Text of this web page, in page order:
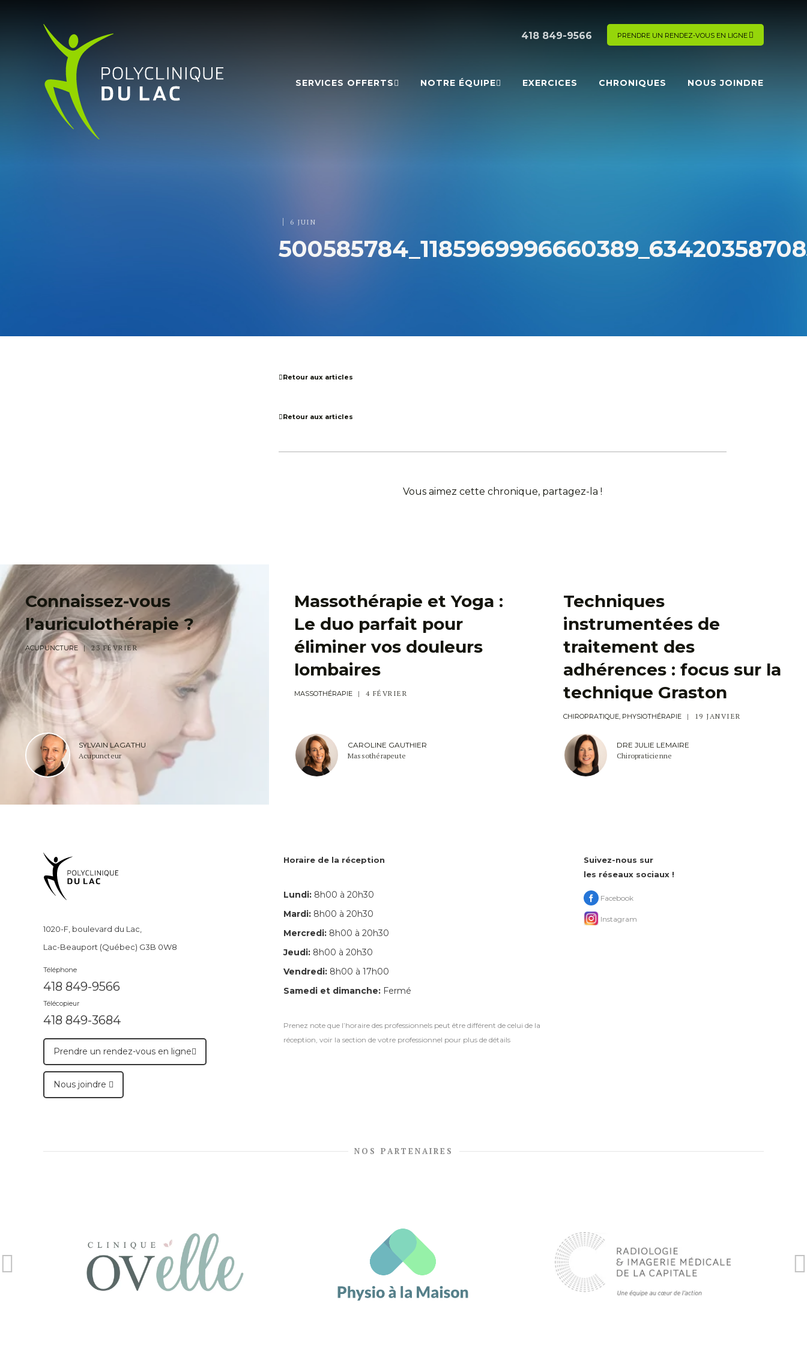
PRENDRE UN RENDEZ-VOUS EN LIGNE
418 849-9566
SERVICES OFFERTS NOTRE ÉQUIPE EXERCICES CHRONIQUES NOUS JOINDRE
| 6 JUIN
Retour aux articles
Retour aux articles
Vous aimez cette chronique, partagez-la !
Connaissez-vous
l’auriculothérapie ?
ACUPUNCTURE 23 FÉVRIER
SYLVAIN LAGATHU
Acupuncteur
Massothérapie et Yoga :
Le duo parfait pour
éliminer vos douleurs
lombaires
MASSOTHÉRAPIE 4 FÉVRIER
CAROLINE GAUTHIER
Massothérapeute
Techniques
instrumentées de
traitement des
adhérences : focus sur la
technique Graston
CHIROPRATIQUE, PHYSIOTHÉRAPIE 19 JANVIER
DRE JULIE LEMAIRE
Chiropraticienne
1020-F, boulevard du Lac,
Lac-Beauport (Québec) G3B 0W8
Téléphone
418 849-9566
Télécopieur
418 849-3684
Prendre un rendez-vous en ligne
Nous joindre
Horaire de la réception
Lundi: 8h00 à 20h30
Mardi: 8h00 à 20h30
Mercredi: 8h00 à 20h30
Jeudi: 8h00 à 20h30
Vendredi: 8h00 à 17h00
Samedi et dimanche: Fermé
Prenez note que l’horaire des professionnels peut être différent de celui de la
réception, voir la section de votre professionnel pour plus de détails
Suivez-nous sur
les réseaux sociaux !
Facebook
Instagram
NOS PARTENAIRES